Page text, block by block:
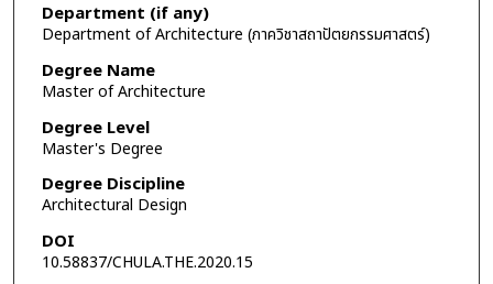
Department (if any)
Department of Architecture (ภาควิชาสถาปัตยกรรมศาสตร์)
Degree Name
Master of Architecture
Degree Level
Master's Degree
Degree Discipline
Architectural Design
DOI
10.58837/CHULA.THE.2020.15